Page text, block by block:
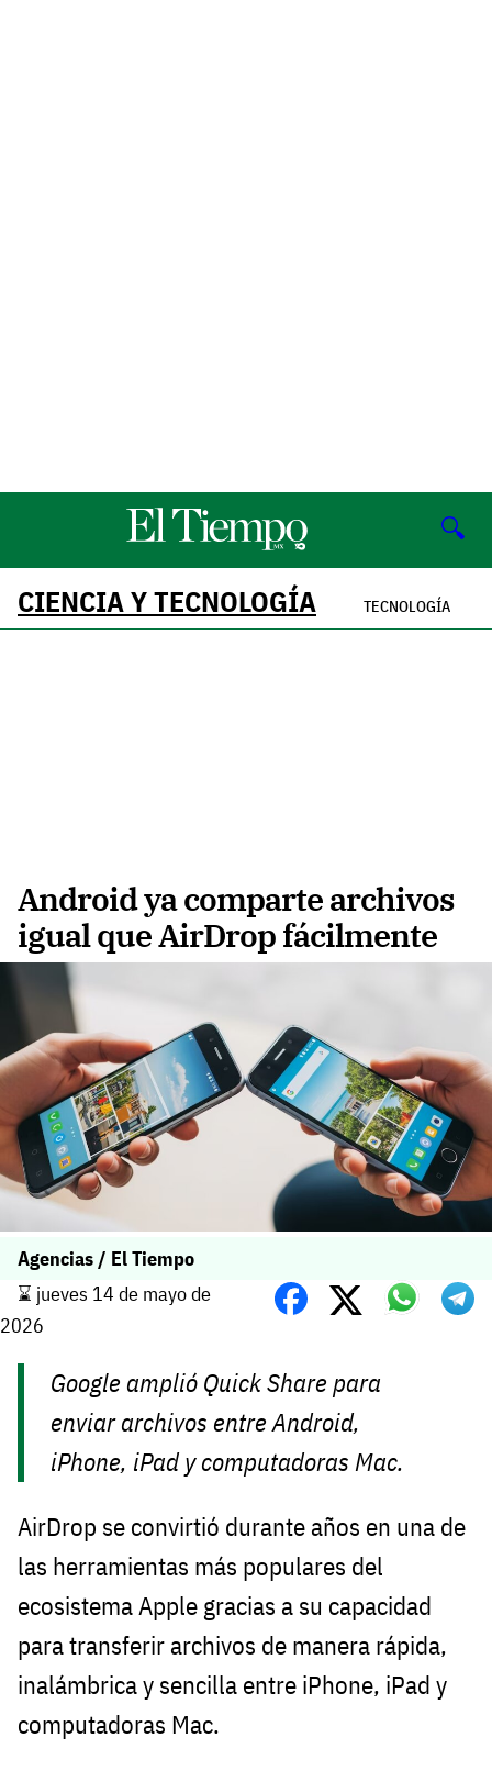
🔍
CIENCIA Y TECNOLOGÍA TECNOLOGÍA
Android ya comparte archivos
igual que AirDrop fácilmente
Agencias / El Tiempo
⌛️ jueves 14 de mayo de
2026
Google amplió Quick Share para
enviar archivos entre Android,
iPhone, iPad y computadoras Mac.
AirDrop se convirtió durante años en una de
las herramientas más populares del
ecosistema Apple gracias a su capacidad
para transferir archivos de manera rápida,
inalámbrica y sencilla entre iPhone, iPad y
computadoras Mac.